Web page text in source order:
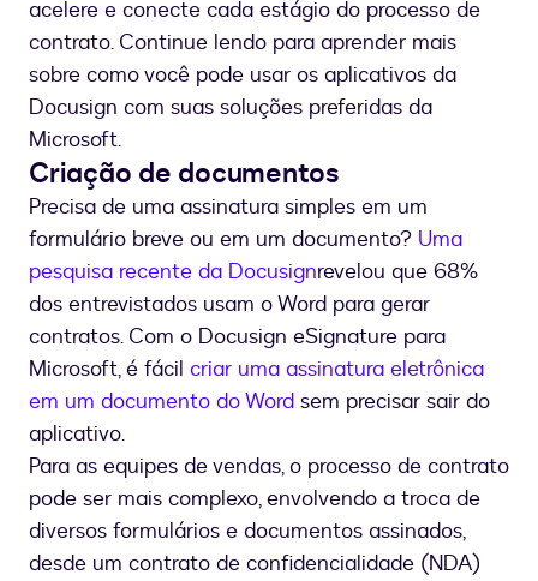
acelere e conecte cada estágio do processo de
contrato. Continue lendo para aprender mais
sobre como você pode usar os aplicativos da
Docusign com suas soluções preferidas da
Microsoft.
Criação de documentos
Precisa de uma assinatura simples em um
formulário breve ou em um documento? Uma
pesquisa recente da Docusignrevelou que 68%
dos entrevistados usam o Word para gerar
contratos. Com o Docusign eSignature para
Microsoft, é fácil criar uma assinatura eletrônica
em um documento do Word sem precisar sair do
aplicativo.
Para as equipes de vendas, o processo de contrato
pode ser mais complexo, envolvendo a troca de
diversos formulários e documentos assinados,
desde um contrato de confidencialidade (NDA)